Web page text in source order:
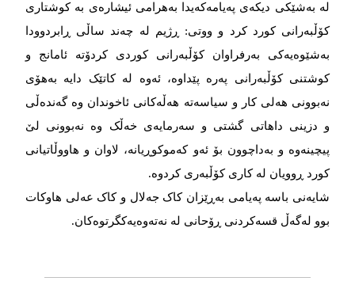
له‌‌‌ به‌‌‌شێکی دیکه‌‌‌ی په‌‌‌یامه‌‌‌که‌‌‌یدا به‌‌‌هرامی ئیشاره‌‌‌ی به‌‌‌ کوشتاری
کۆڵبه‌‌‌رانی کورد کرد و ووتی: ڕژیم له‌‌‌ چه‌‌‌ند ساڵی ڕابردوودا
به‌‌‌شێوه‌‌‌یه‌‌‌کی به‌‌‌رفراوان کۆڵبه‌‌‌رانی کوردی کردۆته‌‌‌ ئامانج و
کوشتنی کۆڵبه‌‌‌رانی په‌‌‌ره‌‌‌ پێداوه‌‌‌، ئه‌‌‌وه‌‌‌ له‌‌‌ کاتێک دایه‌‌‌ به‌‌‌هۆی
نه‌‌‌بوونی هه‌‌‌لی کار و سیاسه‌‌‌ته‌‌‌ هه‌‌‌ڵه‌‌‌کانی ئاخوندان وه‌‌‌ گه‌‌‌نده‌‌‌ڵی
و دزینی داهاتی گشتی و سه‌‌‌رمایه‌‌‌ی خه‌‌‌ڵک وه‌‌‌ نه‌‌‌بوونی لێ
پیچینه‌‌‌وه‌‌‌ و به‌‌‌داچوون بۆ ئه‌‌‌و که‌‌‌موکوڕیانه‌‌‌، لاوان و هاووڵاتیانی
کورد ڕوویان له‌‌‌ کاری کۆڵبه‌‌‌ری کردوه‌‌‌.
شایه‌‌‌نی باسه‌‌‌ په‌‌‌یامی به‌‌‌ڕێزان کاک جه‌‌‌لال و کاک عه‌‌‌لی هاوکات
بوو له‌‌‌گه‌‌‌ڵ قسه‌‌‌کردنی ڕۆحانی له‌‌‌ نه‌‌‌ته‌‌‌وه‌‌‌یه‌‌‌کگرتوه‌‌‌کان.